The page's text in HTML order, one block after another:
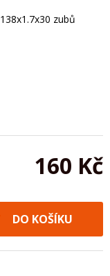
zubů
160 Kč